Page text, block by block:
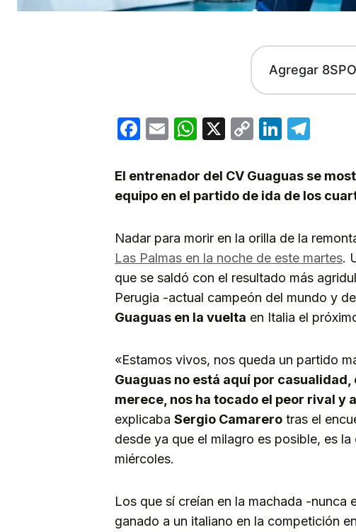
Agregar
Facebook
EmailWhatsApp
X
Copy
El entrenador del CV Guaguas se
equipo en el partido de ida de los
Nadar para morir en la orilla de la
Las Palmas en la noche de este martes.
que se saldó con el resultado más
Perugia -actual campeón del mundo y
Guaguas en la vuelta en Italia el
«Estamos vivos, nos queda un partido
Guaguas no está aquí por
merece, nos ha tocado el peor rival y
explicaba Sergio Camarero tras el
desde ya que el milagro es posible, es
miércoles.
Los que sí creían en la machada -nunca
ganado a un italiano en la competición